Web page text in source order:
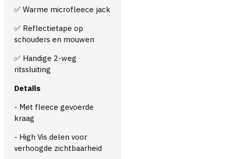
✅ Warme microfleece jack
✅ Reflectietape op
schouders en mouwen
✅ Handige 2-weg
ritssluiting
Details
- Met fleece gevoerde
kraag
- High Vis delen voor
verhoogde zichtbaarheid